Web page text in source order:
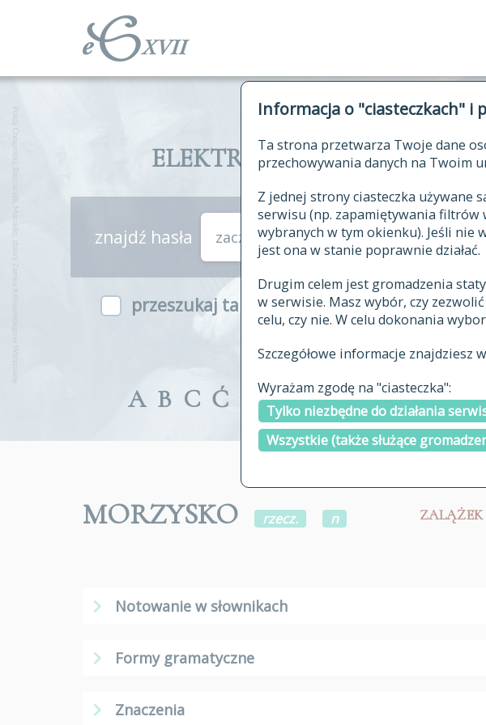
Informacja o "ciasteczkach" i
Ta strona przetwarza Twoje dane
przechowywania danych na Twoim
Z jednej strony ciasteczka używane
serwisu (np. zapamiętywania filtrów
wybranych w tym okienku). Jeśli nie
jest ona w stanie poprawnie działać.
Drugim celem jest gromadzenia
w serwisie. Masz wybór, czy
celu, czy nie. W celu dokonania
Szczegółowe informacje znajdziesz w
Wyrażam zgodę na "ciasteczka":
Tylko niezbędne do działania
Wszystkie (także służące
ELEKTRONICZNY
znajdź hasła zaczynające się od
przeszukaj także hasła w indeksie
A B C Ć E F G H I J K L Ł
MORZYSKO rzecz. n
Notowanie w słownikach
Formy gramatyczne
Znaczenia